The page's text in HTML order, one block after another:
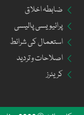
ضابطہ اخلاق
پرائیویسی پالیسی
استعمال کی شرائط
اصلاحات و تردید
کریئرز